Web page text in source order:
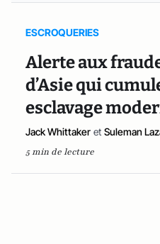
ESCROQUERIES
Alerte aux
d’Asie qui
esclavage
Jack Whittaker et Suleman
5 min de lecture